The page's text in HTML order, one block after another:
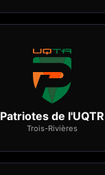
Patriotes de l'UQTR
Trois-Rivières